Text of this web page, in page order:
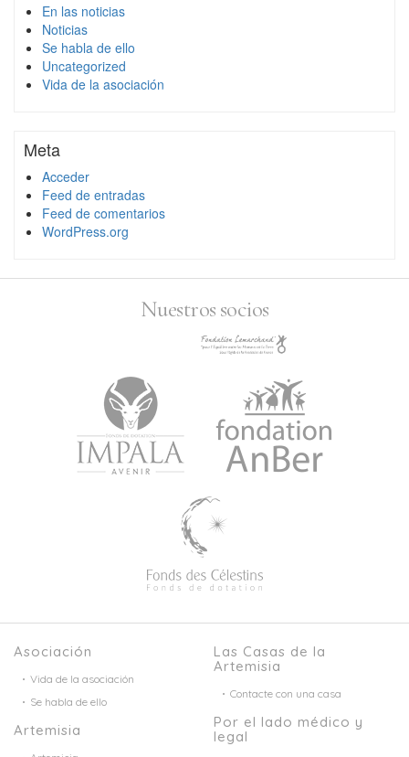
En las noticias
Noticias
Se habla de ello
Uncategorized
Vida de la asociación
Meta
Acceder
Feed de entradas
Feed de comentarios
WordPress.org
Nuestros socios
Asociación
Vida de la asociación
Se habla de ello
Artemisia
Las Casas de la
Artemisia
Contacte con una casa
Por el lado médico y
legal